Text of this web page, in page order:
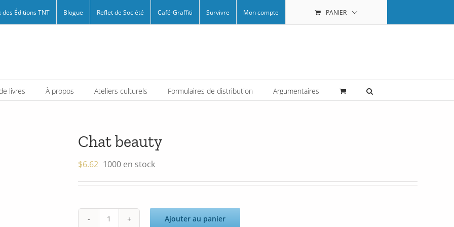
des Éditions TNT Blogue Reflet de Société Café-Graffiti Survivre Mon compte PANIER
livres À propos Ateliers culturels Formulaires de distribution Argumentaires
Chat beauty
$6.62 1000 en stock
Ajouter au panier